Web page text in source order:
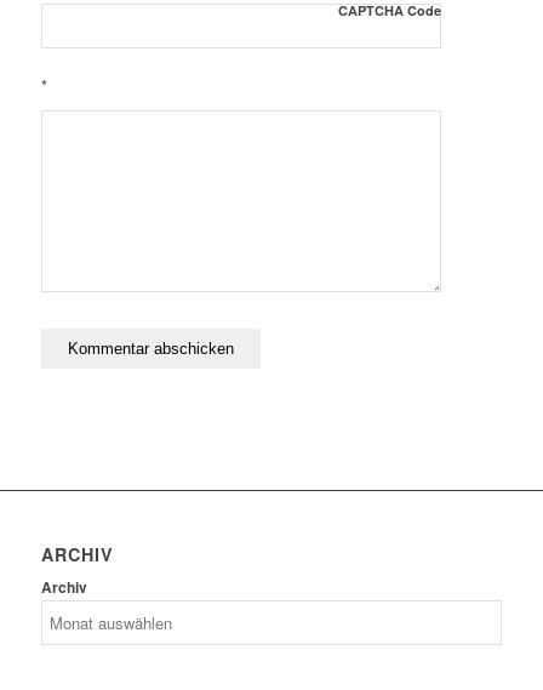
CAPTCHA Code
*
ARCHIV
Archiv